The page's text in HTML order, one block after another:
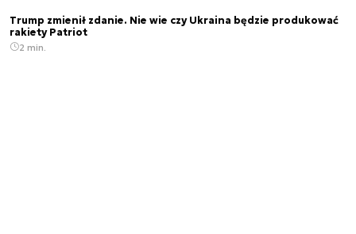
Trump zmienił zdanie. Nie wie czy Ukraina będzie produkować
rakiety Patriot
2 min.